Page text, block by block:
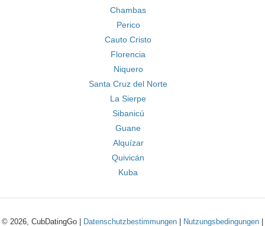
Chambas
Perico
Cauto Cristo
Florencia
Niquero
Santa Cruz del Norte
La Sierpe
Sibanicú
Guane
Alquízar
Quivicán
Kuba
© 2026, CubDatingGo | Datenschutzbestimmungen Nutzungsbedingungen